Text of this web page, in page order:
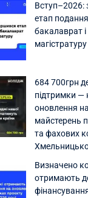
Вступ–2026:
етап
бакалаврат
магістратуру
684 700грн
підтримки —
оновлення
майстерень
та фахових
Визначено
отримають